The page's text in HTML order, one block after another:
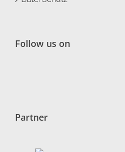
Follow us on
Partner